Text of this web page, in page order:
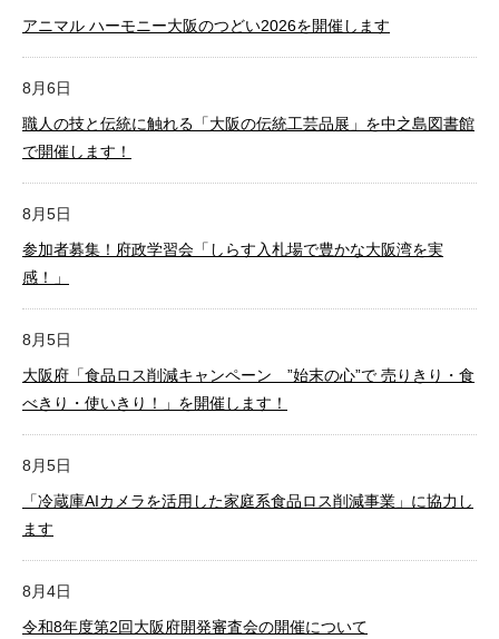
アニマル ハーモニー大阪のつどい2026を開催します
8月6日
職人の技と伝統に触れる「大阪の伝統工芸品展」を中之島図書館
で開催します！
8月5日
参加者募集！府政学習会「しらす入札場で豊かな大阪湾を実
感！」
8月5日
大阪府「食品ロス削減キャンペーン ”始末の心”で 売りきり・食
べきり・使いきり！」を開催します！
8月5日
「冷蔵庫AIカメラを活用した家庭系食品ロス削減事業」に協力し
ます
8月4日
令和8年度第2回大阪府開発審査会の開催について